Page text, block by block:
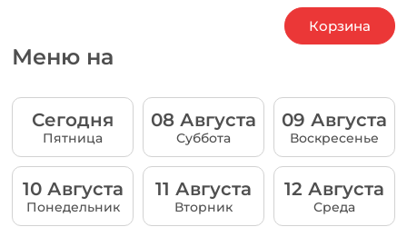
Меню на
Сегодня
Пятница
08 Августа
Суббота
09 Августа
Воскресенье
10 Августа
Понедельник
11 Августа
Вторник
12 Августа
Среда
Корзина